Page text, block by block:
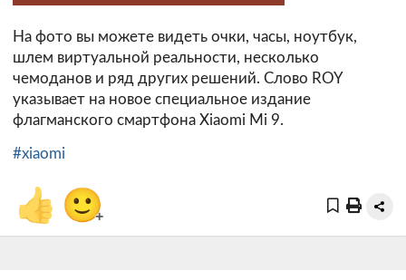
На фото вы можете видеть очки, часы, ноутбук,
шлем виртуальной реальности, несколько
чемоданов и ряд других решений. Слово ROY
указывает на новое специальное издание
флагманского смартфона Xiaomi Mi 9.
#xiaomi
👍 🙂+